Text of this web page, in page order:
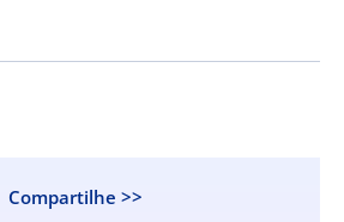
Compartilhe >>